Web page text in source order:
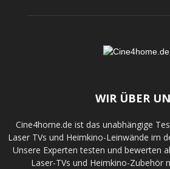
WIR ÜBER
Cine4home.de ist das unabhängige
Laser TVs und Heimkino-Leinwände im
Unsere Experten testen und bewerten
Laser-TVs und Heimkino-Zubehör